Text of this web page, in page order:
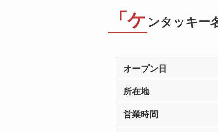
「ケ ンタッキー
オープン日
所在地
営業時間